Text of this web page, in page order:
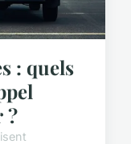
: quels
?